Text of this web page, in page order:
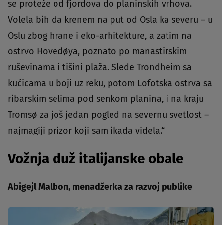
se proteže od fjordova do planinskih vrhova.
Volela bih da krenem na put od Osla ka severu – u
Oslu zbog hrane i eko-arhitekture, a zatim na
ostrvo Hovedøya, poznato po manastirskim
ruševinama i tišini plaža. Slede Trondheim sa
kućicama u boji uz reku, potom Lofotska ostrva sa
ribarskim selima pod senkom planina, i na kraju
Tromsø za još jedan pogled na severnu svetlost –
najmagiji prizor koji sam ikada videla.“
Vožnja duž italijanske obale
Abigejl Malbon, menadžerka za razvoj publike